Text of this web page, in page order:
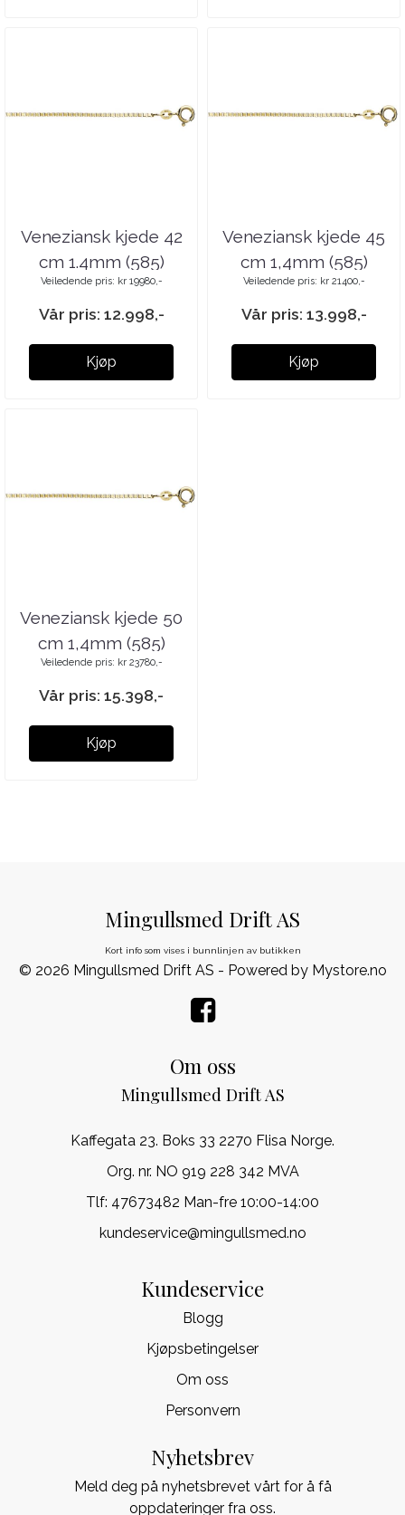
Veneziansk kjede 42
cm 1.4mm (585)
Veiledende pris: kr 19980,-
Vår pris: 12.998,-
Kjøp
Veneziansk kjede 45
cm 1,4mm (585)
Veiledende pris: kr 21400,-
Vår pris: 13.998,-
Kjøp
Veneziansk kjede 50
cm 1,4mm (585)
Veiledende pris: kr 23780,-
Vår pris: 15.398,-
Kjøp
Mingullsmed Drift AS
Kort info som vises i bunnlinjen av butikken
© 2026 Mingullsmed Drift AS - Powered by Mystore.no
Om oss
Mingullsmed Drift AS
Kaffegata 23. Boks 33 2270 Flisa Norge.
Org. nr. NO 919 228 342 MVA
Tlf: 47673482 Man-fre 10:00-14:00
kundeservice@mingullsmed.no
Kundeservice
Blogg
Kjøpsbetingelser
Om oss
Personvern
Nyhetsbrev
Meld deg på nyhetsbrevet vårt for å få
oppdateringer fra oss.